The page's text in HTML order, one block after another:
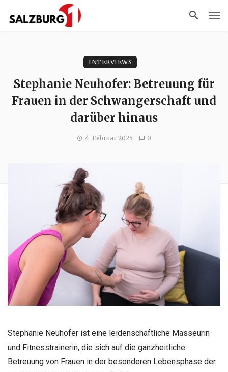
INTERVIEWS
Stephanie Neuhofer: Betreuung für
Frauen in der Schwangerschaft und
darüber hinaus
4. Februar 2025 0
Stephanie Neuhofer ist eine leidenschaftliche Masseurin
und Fitnesstrainerin, die sich auf die ganzheitliche
Betreuung von Frauen in der besonderen Lebensphase der